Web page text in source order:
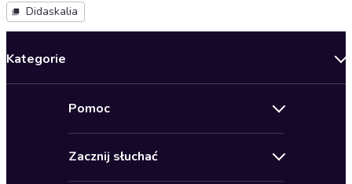
Didaskalia
Kategorie
Pomoc
Pomoc
Zacznij słuchać